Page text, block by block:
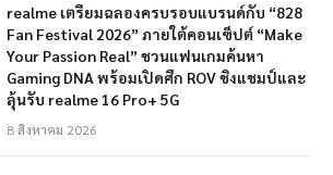
realme เตรียมฉลองครบรอบแบรนด์กับ “828
Fan Festival 2026” ภายใต้คอนเซ็ปต์ “Make
Your Passion Real” ชวนแฟนเกมค้นหา
Gaming DNA พร้อมเปิดศึก ROV ชิงแชมป์และ
ลุ้นรับ realme 16 Pro+ 5G
8 สิงหาคม 2026